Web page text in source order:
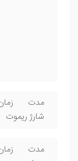
مدت
شارژ ریموت
مدت